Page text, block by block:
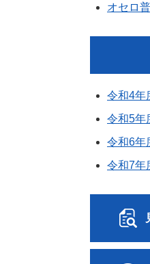
オセロ
令和4年
令和5年
令和6年
令和7年